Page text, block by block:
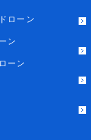
ローン
ン
ーン